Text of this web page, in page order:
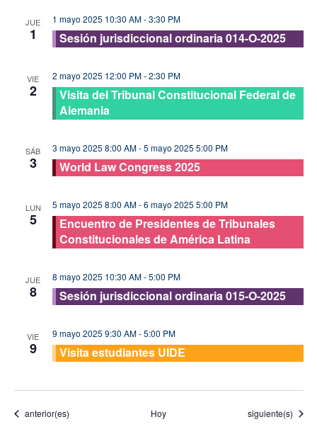
JUE
1
1 mayo 2025 10:30 AM-3:30 PM
Sesión jurisdiccional ordinaria 014-O-2025
VIE
2
2 mayo 2025 12:00 PM-2:30 PM
Visita del Tribunal Constitucional Federal de
Alemania
SÁB
3
3 mayo 2025 8:00 AM-5 mayo 2025 5:00 PM
World Law Congress 2025
LUN
5
5 mayo 2025 8:00 AM-6 mayo 2025 5:00 PM
Encuentro de Presidentes de Tribunales
Constitucionales de América Latina
JUE
8
8 mayo 2025 10:30 AM-5:00 PM
Sesión jurisdiccional ordinaria 015-O-2025
VIE
9
9 mayo 2025 9:30 AM-5:00 PM
Visita estudiantes UIDE
Eventos
anterior(es) Hoy Eventos
siguiente(s)